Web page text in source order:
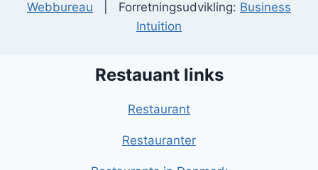
Webbureau | Forretningsudvikling: Business
Intuition
Restauant links
Restaurant
Restauranter